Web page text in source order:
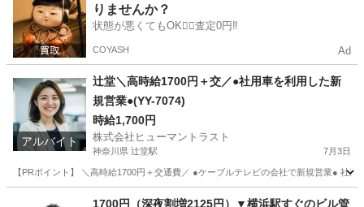
りませんか？
状態が悪くてもOK🙆‍♀️査定0円‼️
COYASH Ad
アルバイト
辻堂＼高時給1700円＋交／●社用車を利用した新
規営業●(YY-7074)
時給1,700円
株式会社ヒューマントラスト
神奈川県 辻堂駅 7月3日
【PRポイント】 ＼高時給1700円＋交通費／ ●ケーブルテレビの会社で新規営業● 社
辻堂駅 その他 ヒューマントラスト
1700円（深夜割増2125円）▼横浜駅すぐのビル管